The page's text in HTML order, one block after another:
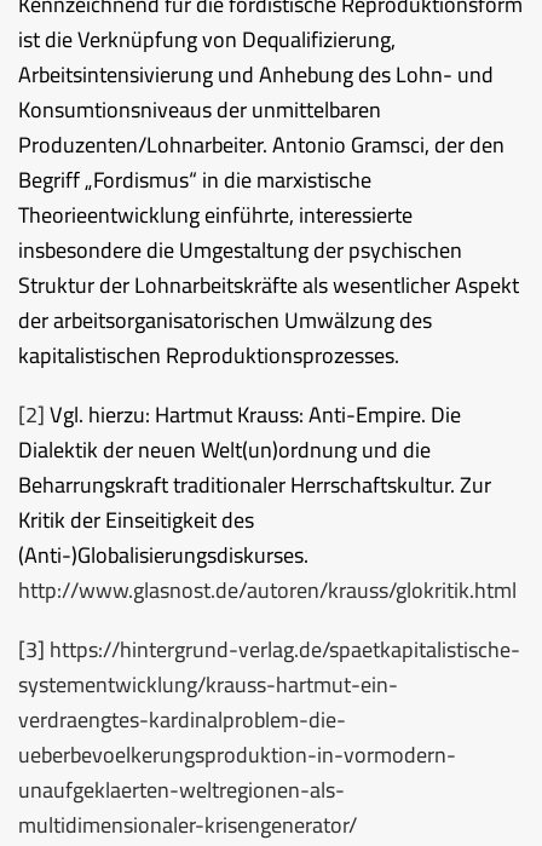
ist die Verknüpfung von Dequalifizierung,
Arbeitsintensivierung und Anhebung des Lohn- und
Konsumtionsniveaus der unmittelbaren
Produzenten/Lohnarbeiter. Antonio Gramsci, der den
Begriff „Fordismus“ in die marxistische
Theorieentwicklung einführte, interessierte
insbesondere die Umgestaltung der psychischen
Struktur der Lohnarbeitskräfte als wesentlicher Aspekt
der arbeitsorganisatorischen Umwälzung des
kapitalistischen Reproduktionsprozesses.
[2]Vgl. hierzu: Hartmut Krauss: Anti-Empire. Die
Dialektik der neuen Welt(un)ordnung und die
Beharrungskraft traditionaler Herrschaftskultur. Zur
Kritik der Einseitigkeit des
(Anti-)Globalisierungsdiskurses.
http://www.glasnost.de/autoren/krauss/glokritik.html
[3]https://hintergrund-verlag.de/spaetkapitalistische-
systementwicklung/krauss-hartmut-ein-
verdraengtes-kardinalproblem-die-
ueberbevoelkerungsproduktion-in-vormodern-
unaufgeklaerten-weltregionen-als-
multidimensionaler-krisengenerator/